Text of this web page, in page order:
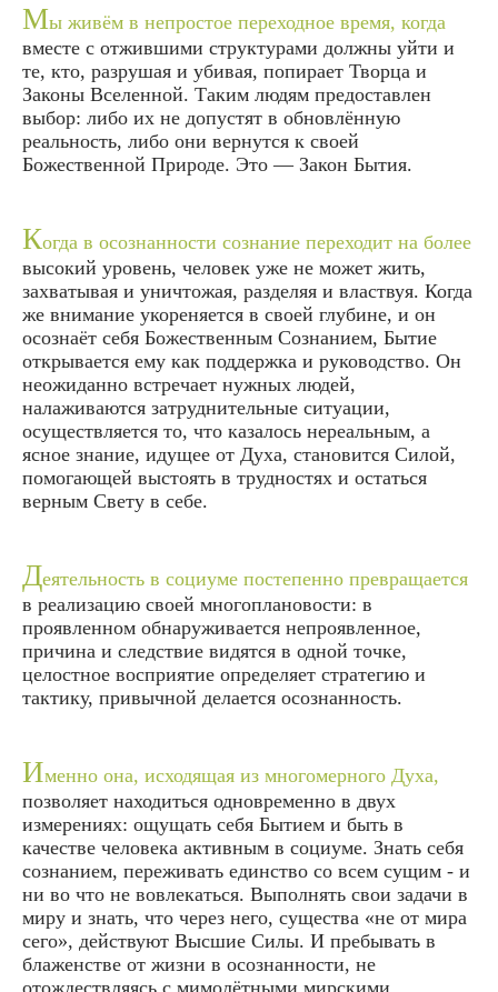
Мы живём в непростое переходное время, когда
вместе с отжившими структурами должны уйти и
те, кто, разрушая и убивая, попирает Творца и
Законы Вселенной. Таким людям предоставлен
выбор: либо их не допустят в обновлённую
реальность, либо они вернутся к своей
Божественной Природе. Это — Закон Бытия.
Когда в осознанности сознание переходит на более
высокий уровень, человек уже не может жить,
захватывая и уничтожая, разделяя и властвуя. Когда
же внимание укореняется в своей глубине, и он
осознаёт себя Божественным Сознанием, Бытие
открывается ему как поддержка и руководство. Он
неожиданно встречает нужных людей,
налаживаются затруднительные ситуации,
осуществляется то, что казалось нереальным, а
ясное знание, идущее от Духа, становится Силой,
помогающей выстоять в трудностях и остаться
верным Свету в себе.
Деятельность в социуме постепенно превращается
в реализацию своей многоплановости: в
проявленном обнаруживается непроявленное,
причина и следствие видятся в одной точке,
целостное восприятие определяет стратегию и
тактику, привычной делается осознанность.
Именно она, исходящая из многомерного Духа,
позволяет находиться одновременно в двух
измерениях: ощущать себя Бытием и быть в
качестве человека активным в социуме. Знать себя
сознанием, переживать единство со всем сущим - и
ни во что не вовлекаться. Выполнять свои задачи в
миру и знать, что через него, существа «не от мира
сего», действуют Высшие Силы. И пребывать в
блаженстве от жизни в осознанности, не
отождествляясь с мимолётными мирскими